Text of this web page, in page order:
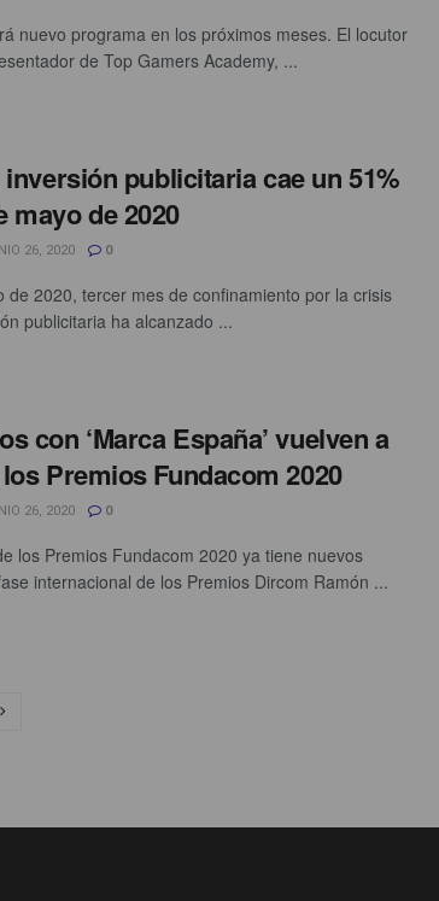
nuevo programa en los próximos meses. El locutor
de Top Gamers Academy, ...
publicitaria cae un 51%
mayo de 2020
26, 2020 0
de 2020, tercer mes de confinamiento por la crisis
publicitaria ha alcanzado ...
con ‘Marca España’ vuelven a
Premios Fundacom 2020
26, 2020 0
los Premios Fundacom 2020 ya tiene nuevos
internacional de los Premios Dircom Ramón ...